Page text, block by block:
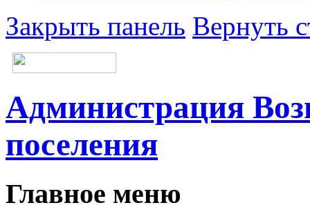
Закрыть панель Вернуть
Администрация
поселения
Главное меню